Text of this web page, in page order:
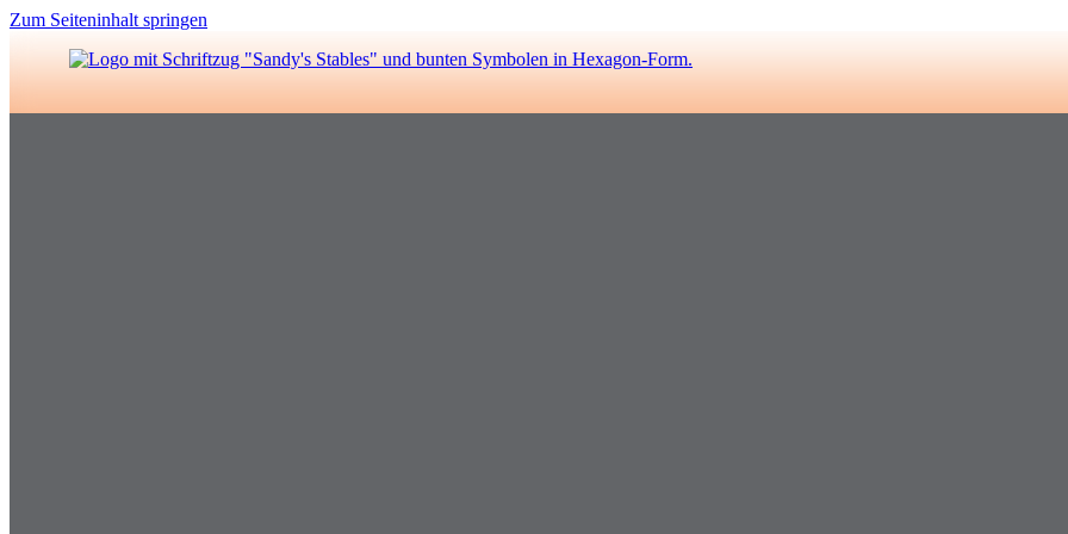
Zum Seiteninhalt springen